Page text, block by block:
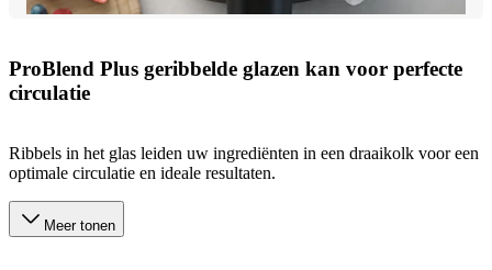
ProBlend Plus geribbelde glazen kan voor perfecte
circulatie
Ribbels in het glas leiden uw ingrediënten in een draaikolk voor een
optimale circulatie en ideale resultaten.
Meer tonen